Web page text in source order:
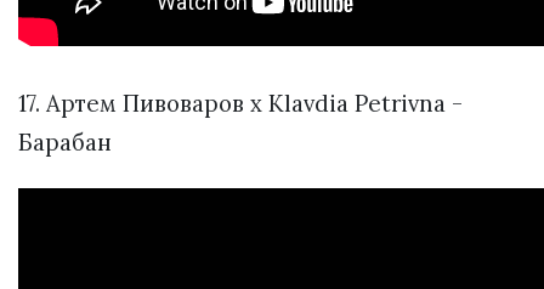
17. Артем Пивоваров х Klavdia Petrivna -
Барабан